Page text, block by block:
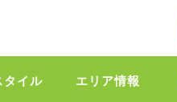
タイル エリア情報